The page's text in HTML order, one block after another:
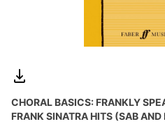
CHORAL BASICS: FRANKLY
FRANK SINATRA HITS (SAB AND